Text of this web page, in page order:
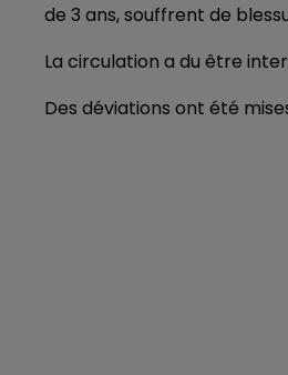
LE CLUB
de 3 ans, souffrent de
La circulation a du être
Des déviations ont été
LA